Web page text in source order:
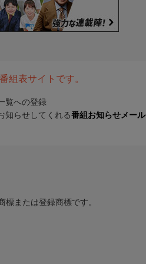
組表サイトです。
覧への登録
知らせしてくれる番組お知らせメール
または登録商標です。